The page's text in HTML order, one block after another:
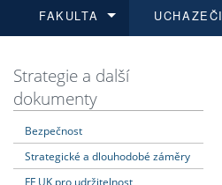
FAKULTA
Dozvědět se více
UCHAZEČI
Podat přihlášku
Dozvědět se více
Dozvědět se více
Dozvědět se více
Strategie a další
dokumenty
Bezpečnost
Strategické a dlouhodobé záměry
FF UK pro udržitelnost